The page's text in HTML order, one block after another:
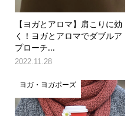
【ヨガとアロマ】肩こりに効
く！ヨガとアロマでダブルア
プローチ...
2022.11.28
ヨガ・ヨガポーズ